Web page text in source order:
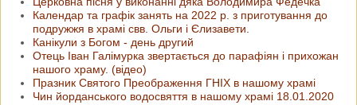
Календар та графік занять на 2022 р. з приготування до
подружжя в храмі свв. Ольги і Єлизавети.
Канікули з Богом - день другий
Отець Іван Галімурка звертається до парафіян і прихожан
нашого храму. (відео)
Празник Святого Преображення ГНІХ в нашому храмі
Чин йорданського водосвяття в нашому храмі 18.01.2020